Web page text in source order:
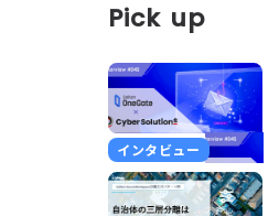
Pick up
インタビュー